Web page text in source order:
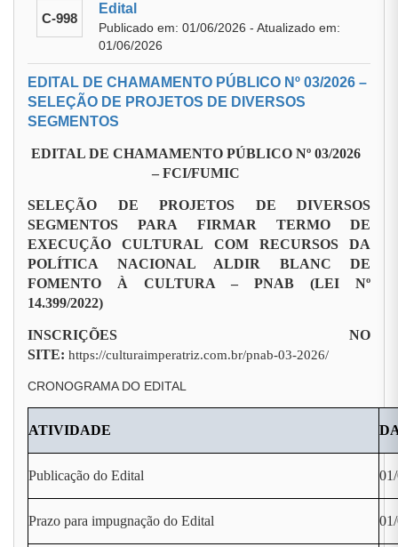
C-998
Edital
Publicado em: 01/06/2026 - Atualizado em:
01/06/2026
EDITAL DE CHAMAMENTO PÚBLICO Nº 03/2026 –
SELEÇÃO DE PROJETOS DE DIVERSOS
SEGMENTOS
EDITAL DE CHAMAMENTO PÚBLICO Nº 03/2026
– FCI/FUMIC
SELEÇÃO DE PROJETOS DE DIVERSOS
SEGMENTOS PARA FIRMAR TERMO DE
EXECUÇÃO CULTURAL COM RECURSOS DA
POLÍTICA NACIONAL ALDIR BLANC DE
FOMENTO À CULTURA – PNAB (LEI Nº
14.399/2022)
INSCRIÇÕES NO
SITE: https://culturaimperatriz.com.br/pnab-03-2026/
CRONOGRAMA DO EDITAL
ATIVIDADE
Publicação do Edital
Prazo para impugnação do Edital